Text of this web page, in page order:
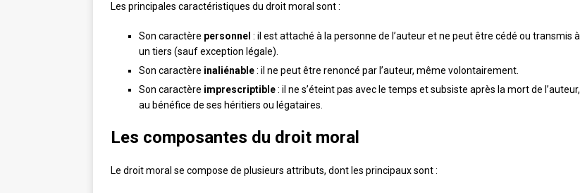
Les principales caractéristiques du droit moral sont :
Son caractère personnel : il est attaché à la personne de l’auteur et ne peut être cédé ou transmis à
un tiers (sauf exception légale).
Son caractère inaliénable: il ne peut être renoncé par l’auteur, même volontairement.
Son caractère imprescriptible: il ne s’éteint pas avec le temps et subsiste après la mort de l’auteur,
au bénéfice de ses héritiers ou légataires.
Les composantes du droit moral
Le droit moral se compose de plusieurs attributs, dont les principaux sont :